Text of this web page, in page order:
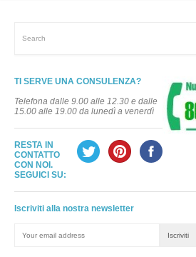
TI SERVE UNA CONSULENZA?
Telefona dalle 9.00 alle 12.30 e dalle
15.00 alle 19.00 da lunedì a venerdì
RESTA IN
CONTATTO
CON NOI.
SEGUICI SU:
Iscriviti alla nostra newsletter